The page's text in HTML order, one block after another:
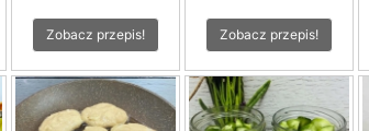
Zobacz przepis! Zobacz przepis!